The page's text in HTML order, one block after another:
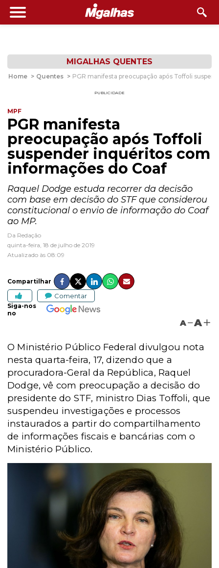
MIGALHAS QUENTES
Home > Quentes > PGR manifesta preocupação após Toffoli
PUBLICIDADE
MPF
PGR manifesta
preocupação após Toffoli
suspender inquéritos com
informações do Coaf
Raquel Dodge estuda recorrer da decisão
com base em decisão do STF que considerou
constitucional o envio de informação do Coaf
ao MP.
Da Redação
quinta-feira, 18 de julho de 2019
Atualizado às 08:09
Compartilhar
Comentar
Siga-nos
no
A A
O Ministério Público Federal divulgou nota
nesta quarta-feira, 17, dizendo que a
procuradora-Geral da República, Raquel
Dodge, vê com preocupação a decisão do
presidente do STF, ministro Dias Toffoli, que
suspendeu investigações e processos
instaurados a partir do compartilhamento
de informações fiscais e bancárias com o
Ministério Público.